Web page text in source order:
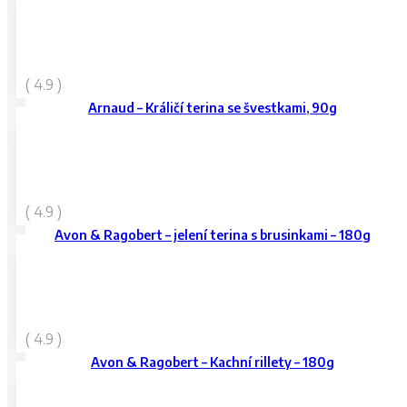
( 4.9 )
Arnaud – Králičí terina se švestkami, 90g
79 Kč
( 4.9 )
Avon & Ragobert – jelení terina s brusinkami – 180g
119Kč
( 4.9 )
Avon & Ragobert – Kachní rillety – 180g
169 Kč